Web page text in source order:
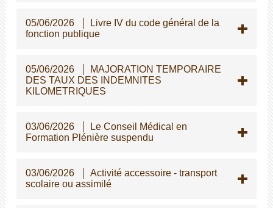
05/06/2026
Livre IV du code général de la
fonction publique
05/06/2026
MAJORATION TEMPORAIRE
DES TAUX DES INDEMNITES
KILOMETRIQUES
03/06/2026
Le Conseil Médical en
Formation Plénière suspendu
03/06/2026
Activité accessoire - transport
scolaire ou assimilé